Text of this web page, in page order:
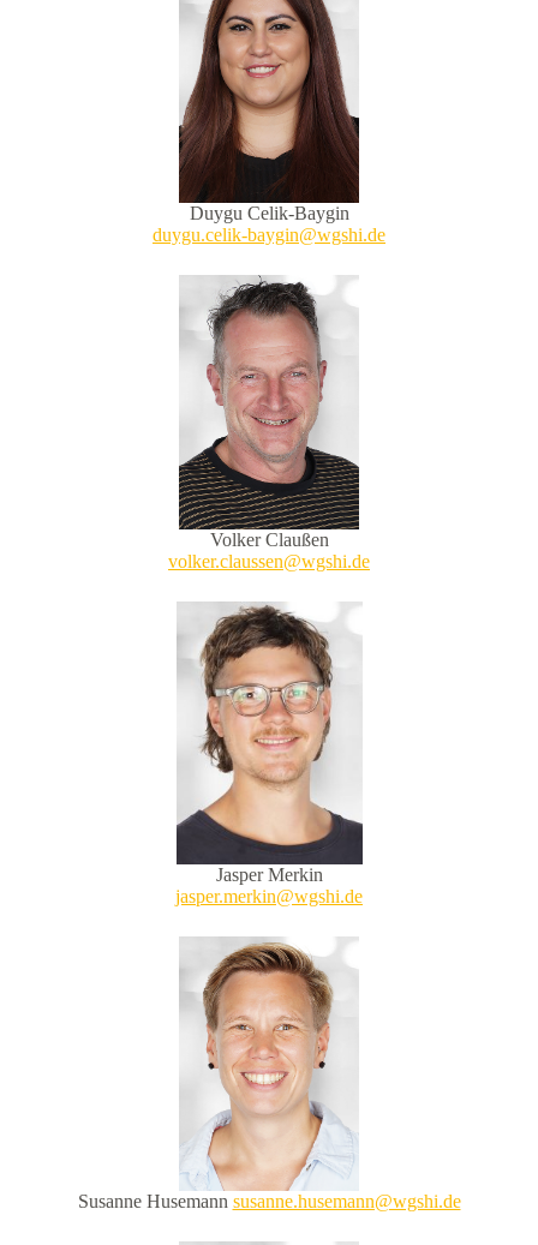
Duygu Celik-Baygin
duygu.celik-baygin@wgshi.de
Volker Claußen
volker.claussen@wgshi.de
Jasper Merkin
jasper.merkin@wgshi.de
Susanne Husemann susanne.husemann@wgshi.de